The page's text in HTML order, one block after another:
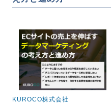
KUROCO株式会社